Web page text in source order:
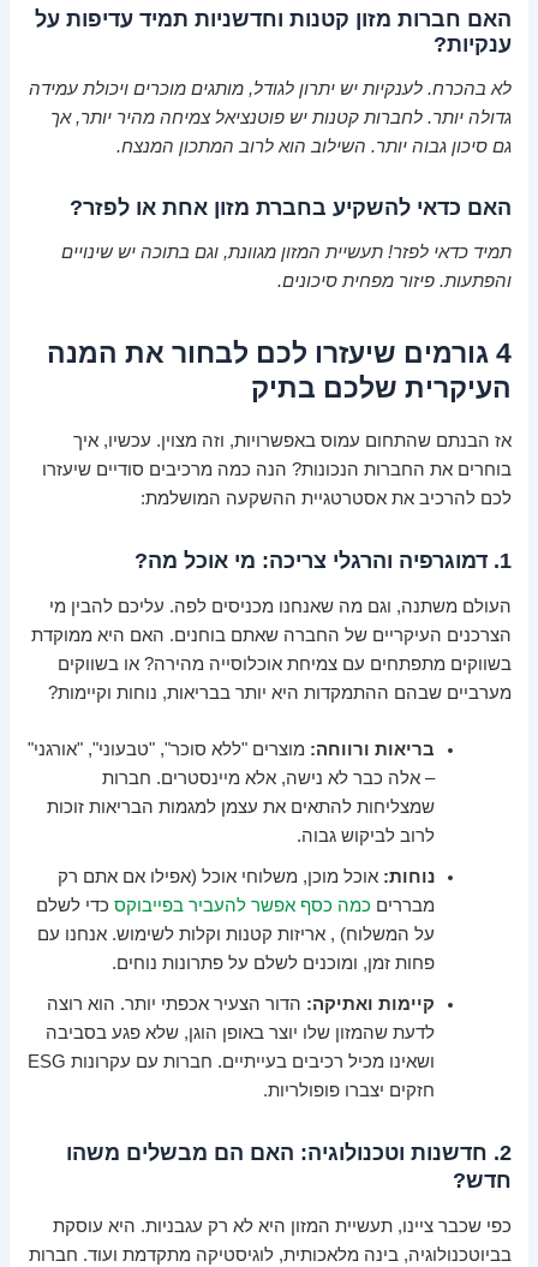
האם חברות מזון קטנות וחדשניות תמיד עדיפות על
ענקיות?
לא בהכרח. לענקיות יש יתרון לגודל, מותגים מוכרים ויכולת עמידה
גדולה יותר. לחברות קטנות יש פוטנציאל צמיחה מהיר יותר, אך
גם סיכון גבוה יותר. השילוב הוא לרוב המתכון המנצח.
האם כדאי להשקיע בחברת מזון אחת או לפזר?
תמיד כדאי לפזר! תעשיית המזון מגוונת, וגם בתוכה יש שינויים
והפתעות. פיזור מפחית סיכונים.
4 גורמים שיעזרו לכם לבחור את המנה
העיקרית שלכם בתיק
אז הבנתם שהתחום עמוס באפשרויות, וזה מצוין. עכשיו, איך
בוחרים את החברות הנכונות? הנה כמה מרכיבים סודיים שיעזרו
לכם להרכיב את אסטרטגיית ההשקעה המושלמת:
1. דמוגרפיה והרגלי צריכה: מי אוכל מה?
העולם משתנה, וגם מה שאנחנו מכניסים לפה. עליכם להבין מי
הצרכנים העיקריים של החברה שאתם בוחנים. האם היא ממוקדת
בשווקים מתפתחים עם צמיחת אוכלוסייה מהירה? או בשווקים
מערביים שבהם ההתמקדות היא יותר בבריאות, נוחות וקיימות?
בריאות ורווחה: מוצרים "ללא סוכר", "טבעוני", "אורגני"
– אלה כבר לא נישה, אלא מיינסטרים. חברות
שמצליחות להתאים את עצמן למגמות הבריאות זוכות
לרוב לביקוש גבוה.
נוחות: אוכל מוכן, משלוחי אוכל (אפילו אם אתם רק
מבררים כמה כסף אפשר להעביר בפייבוקס כדי לשלם
על המשלוח) , אריזות קטנות וקלות לשימוש. אנחנו עם
פחות זמן, ומוכנים לשלם על פתרונות נוחים.
קיימות ואתיקה: הדור הצעיר אכפתי יותר. הוא רוצה
לדעת שהמזון שלו יוצר באופן הוגן, שלא פגע בסביבה
ושאינו מכיל רכיבים בעייתיים. חברות עם עקרונות ESG
חזקים יצברו פופולריות.
2. חדשנות וטכנולוגיה: האם הם מבשלים משהו
חדש?
כפי שכבר ציינו, תעשיית המזון היא לא רק עגבניות. היא עוסקת
בביוטכנולוגיה, בינה מלאכותית, לוגיסטיקה מתקדמת ועוד. חברות